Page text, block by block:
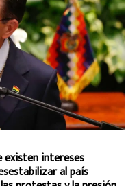
existen intereses
al país